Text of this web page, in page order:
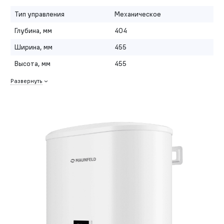
Тип управления
Механическое
Глубина, мм
404
Ширина, мм
455
Высота, мм
455
Развернуть